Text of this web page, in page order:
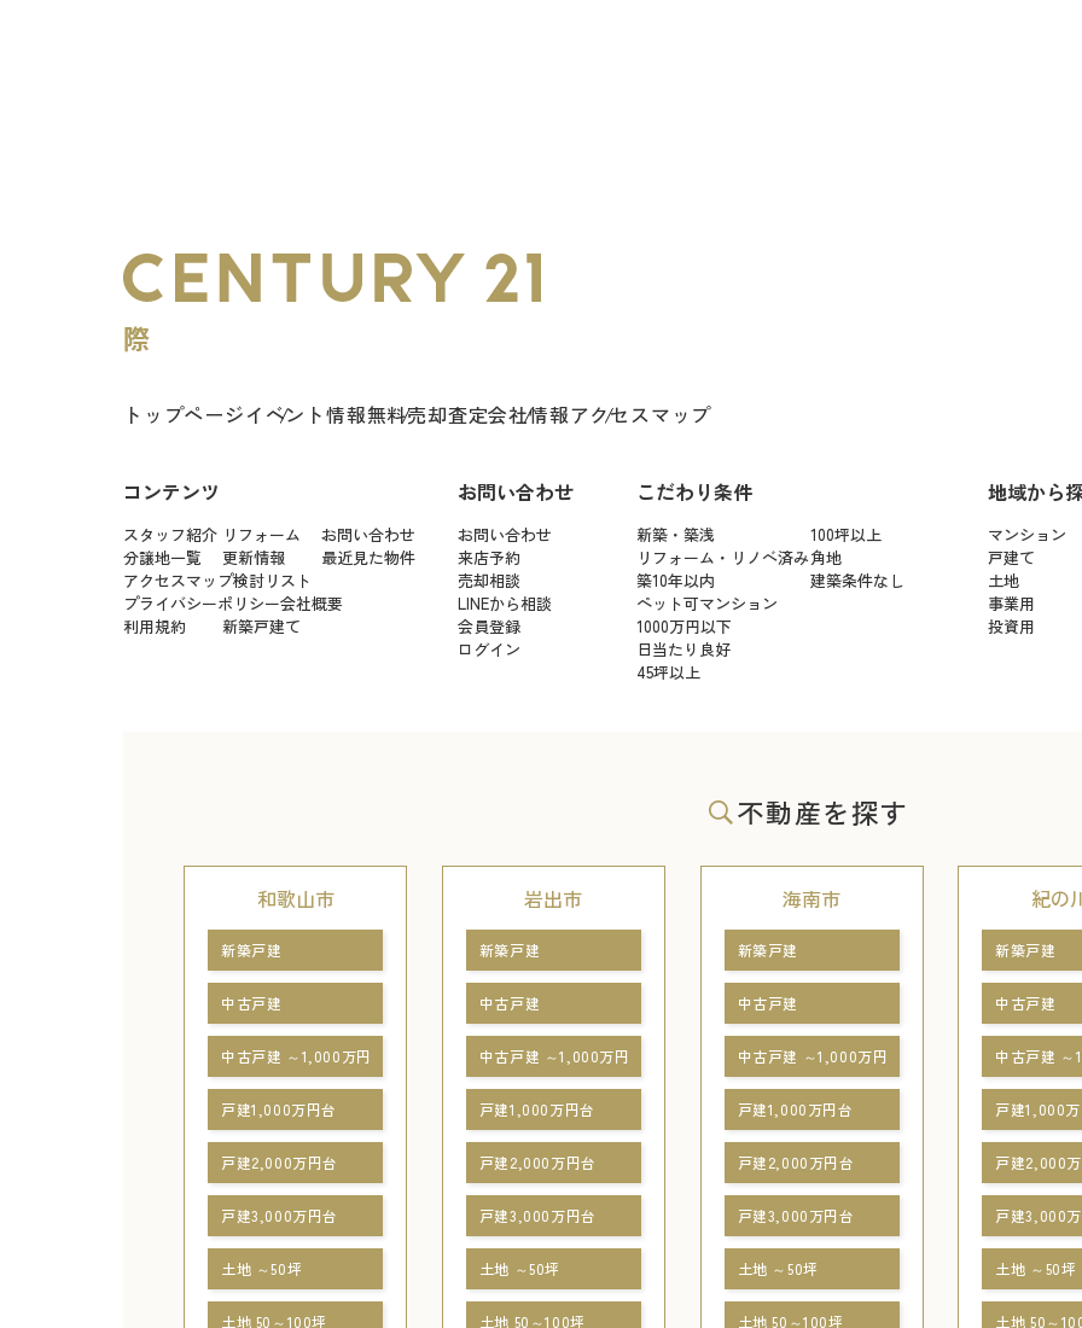
トップページイベント情報無料売却査定会社情報アクセスマップ
コンテンツ
スタッフ紹介 リフォーム
お問い合わせ
分譲地一覧
更新情報
最近見た物件
アクセスマップ検討リスト
プライバシーポリシー会社概要
利用規約
新築戸建て
お問い合わせ
お問い合わせ
来店予約
売却相談
LINEから相談
会員登録
ログイン
こだわり条件
新築・築浅
100坪以上
リフォーム・リノベ済み角地
築10年以内
建築条件なし
ペット可マンション
1000万円以下
日当たり良好
45坪以上
地域から
マンション
戸建て
土地
事業用
投資用
不動産を探す
和歌山市
新築戸建
中古戸建
中古戸建 ～1,000万円
戸建1,000万円台
戸建2,000万円台
戸建3,000万円台
土地 ～50坪
土地 50～100坪
岩出市
新築戸建
中古戸建
中古戸建 ～1,000万円
戸建1,000万円台
戸建2,000万円台
戸建3,000万円台
土地 ～50坪
土地 50～100坪
海南市
新築戸建
中古戸建
中古戸建 ～1,000万円
戸建1,000万円台
戸建2,000万円台
戸建3,000万円台
土地 ～50坪
土地 50～100坪
紀の
新築戸建
中古戸建
中古戸建 ～
戸建1,000
戸建2,000
戸建3,000
土地 ～50坪
土地 50～